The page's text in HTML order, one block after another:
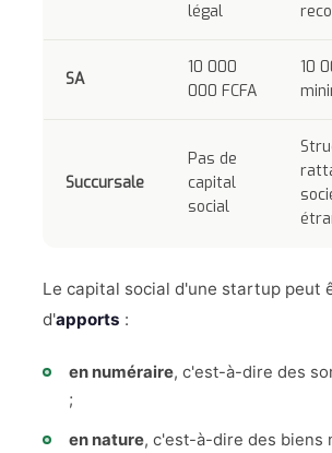
légal
SA
10 000
000 FCFA
10
Succursale
Pas de
capital
social
Le capital social d'une startup peut
d'apports :
en numéraire, c'est-à-dire des
;
en nature, c'est-à-dire des biens